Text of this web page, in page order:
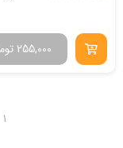
255,000
۱